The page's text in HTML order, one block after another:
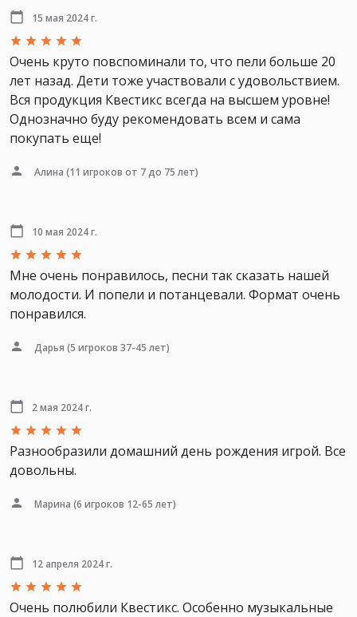
15 мая 2024 г.
Очень круто повспоминали то, что пели больше 20
лет назад. Дети тоже участвовали с удовольствием.
Вся продукция Квестикс всегда на высшем уровне!
Однозначно буду рекомендовать всем и сама
покупать еще!
Алина (11 игроков от 7 до 75 лет)
10 мая 2024 г.
Мне очень понравилось, песни так сказать нашей
молодости. И попели и потанцевали. Формат очень
понравился.
Дарья (5 игроков 37-45 лет)
2 мая 2024 г.
Разнообразили домашний день рождения игрой. Все
довольны.
Марина (6 игроков 12-65 лет)
12 апреля 2024 г.
Очень полюбили Квестикс. Особенно музыкальные